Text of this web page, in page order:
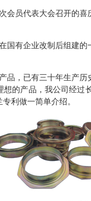
会员代表大会召开的
国有企业改制后组建
品，已有三十年生产
的产品，我公司经
利做一简单介绍。